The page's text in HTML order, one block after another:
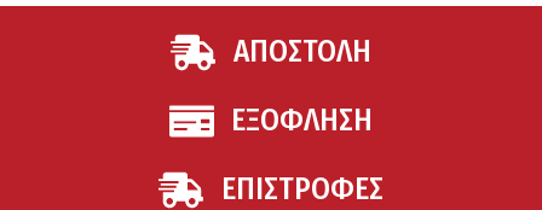
ΑΠΟΣΤΟΛΗ
ΕΞΟΦΛΗΣΗ
ΕΠΙΣΤΡΟΦΕΣ